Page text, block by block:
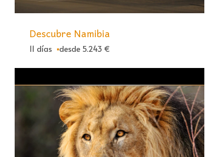
Descubre Namibia
11 días desde 5.243 €